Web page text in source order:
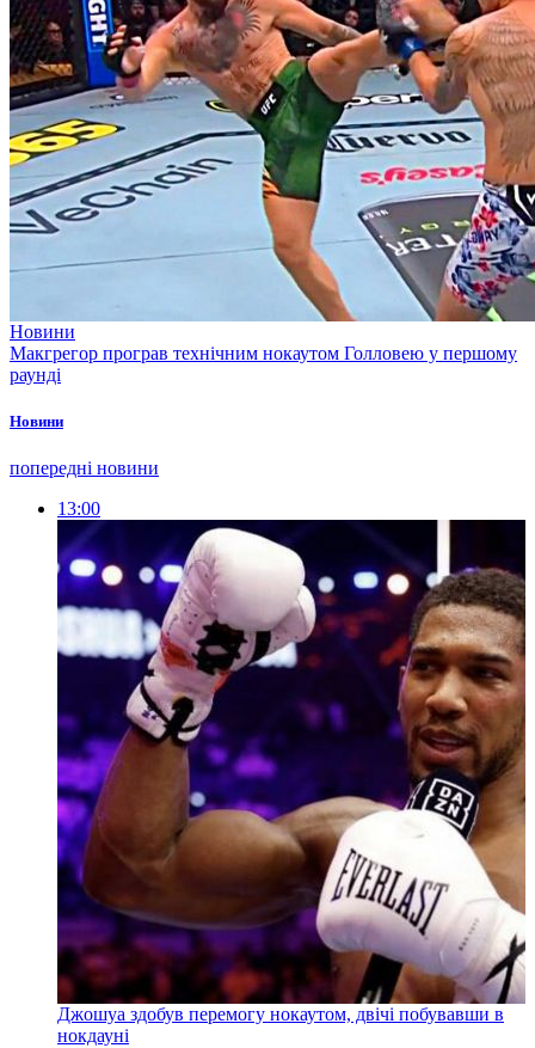
Новини
Макгрегор програв технічним нокаутом Голловею у першому
раунді
Новини
попередні новини
13:00
Джошуа здобув перемогу нокаутом, двічі побувавши в
нокдауні